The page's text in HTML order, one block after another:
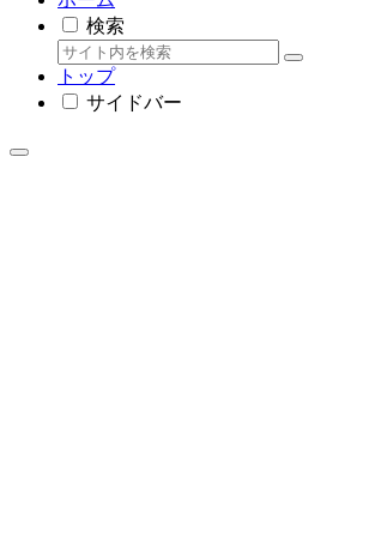
検索
トップ
サイドバー